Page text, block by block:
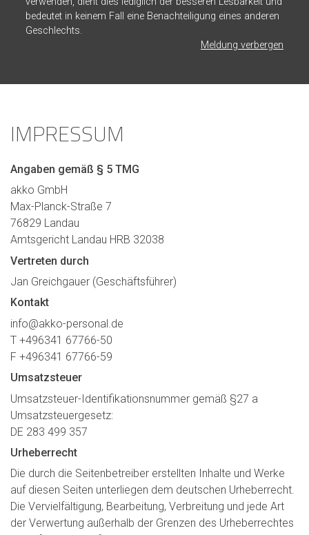
bedeutet in keinem Fall eine Benachteiligung eines anderen
Geschlechts.
Meldung verbergen
IMPRESSUM
Angaben gemäß § 5 TMG
akko GmbH
Max-Planck-Straße 7
76829 Landau
Amtsgericht Landau HRB 32038
Vertreten durch
Jan Greichgauer (Geschäftsführer)
Kontakt
info@akko-personal.de
T +496341 67766-50
F +496341 67766-59
Umsatzsteuer
Umsatzsteuer-Identifikationsnummer gemäß §27 a
Umsatzsteuergesetz:
DE 283 499 357
Urheberrecht
Die durch die Seitenbetreiber erstellten Inhalte und Werke
auf diesen Seiten unterliegen dem deutschen Urheberrecht.
Die Vervielfältigung, Bearbeitung, Verbreitung und jede Art
der Verwertung außerhalb der Grenzen des Urheberrechtes